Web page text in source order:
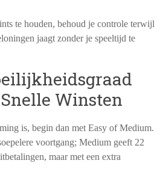
te houden, behoud je controle terwijl
jaagt zonder je speeltijd te
Winsten
is, begin dan met Easy of Medium.
voortgang; Medium geeft 22
maar met een extra